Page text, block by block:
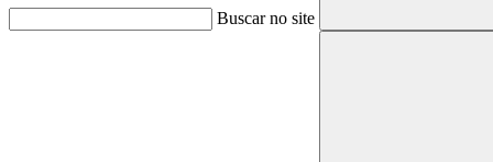
Buscar no site